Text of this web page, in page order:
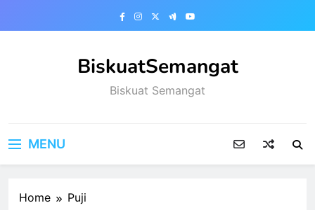
BiskuatSemangat
Biskuat Semangat
MENU
Home Puji